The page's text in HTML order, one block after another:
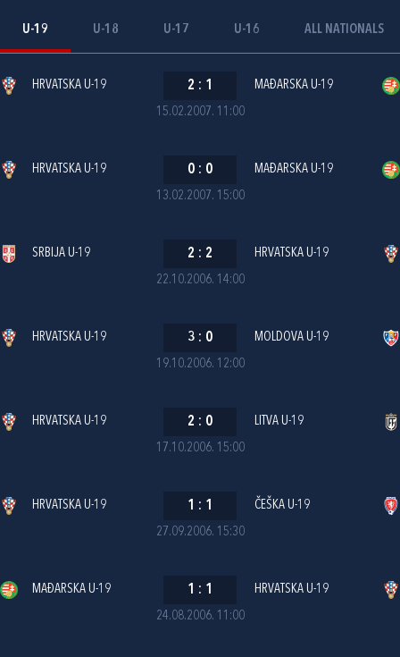
U-19 U-18 U-17 U-16 ALL NATIONALS
15.02.2007. 11:00
HRVATSKA U-19 2 : 1 MAĐARSKA U-19
13.02.2007. 15:00
HRVATSKA U-19 0 : 0 MAĐARSKA U-19
22.10.2006. 14:00
SRBIJA U-19 2 : 2 HRVATSKA U-19
19.10.2006. 12:00
HRVATSKA U-19 3 : 0 MOLDOVA U-19
17.10.2006. 15:00
HRVATSKA U-19 2 : 0 LITVA U-19
27.09.2006. 15:30
HRVATSKA U-19 1 : 1 ČEŠKA U-19
24.08.2006. 11:00
MAĐARSKA U-19 1 : 1 HRVATSKA U-19